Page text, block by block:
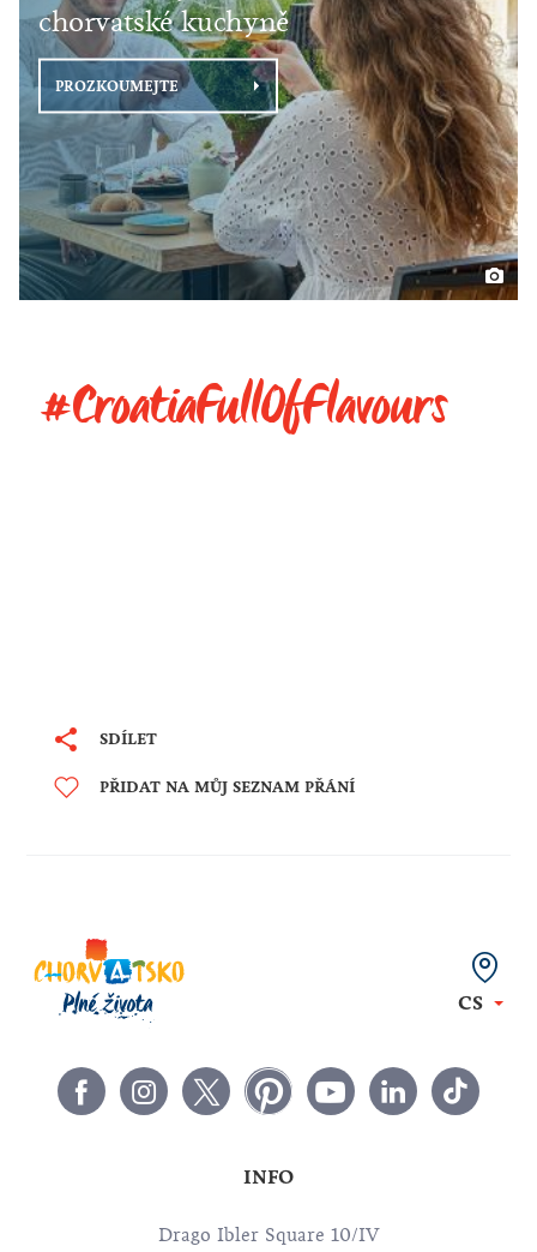
chorvatské kuchyně
PROZKOUMEJTE
#CroatiaFullOfFlavours
SDÍLET
PŘIDAT NA MŮJ SEZNAM PŘÁNÍ
CS
INFO
Drago Ibler Square 10/IV